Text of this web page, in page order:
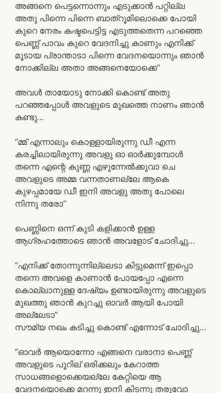
അങ്ങനെ പെട്ടന്നൊന്നും എടുക്കാൻ പറ്റില്ല
അതു പിന്നെ പിന്നെ ബാത്‌റൂമിലൊക്കെ പോയി
കുറെ നേരം കഷ്ടപെട്ടിട്ട എടുത്തതെന്ന പറഞ്ഞെ
പെണ്ണ് പാവം കുറെ വേദനിച്ചു കാണും എനിക്ക്
മൂടായ പ്രാന്താടാ പിന്നെ വേദനയൊന്നും ഞാൻ
നോക്കില്ല അതാ അങ്ങനെയോക്കെ”
അവൾ തായോടു നോക്കി കൊണ്ട് അതു
പറഞ്ഞപ്പോൾ അവളുടെ മുഖത്തെ നാണം ഞാൻ
കണ്ടു…
“മ്മ് എന്നാലും കൊള്ളായിരുന്നു ഡീ എന്ന
കരച്ചിലായിരുന്നു അവളു ഓ ഓർക്കുമ്പോൾ
തന്നെ എന്റെ കുണ്ണ എഴുന്നേൽക്കുവാ ചെ
അവളുടെ അമ്മ വന്നതാണല്ലേ ആകെ
കുഴപ്പമായേ ഡീ ഇനി അവളു അതു പോലെ
നിന്നു തരോ”
പെണ്ണിനെ ഒന്ന് കുടി കളിക്കാൻ ഉള്ള
ആഗ്രഹത്തോടെ ഞാൻ അവളോട്‌ ചോദിച്ചു…
“എനിക്ക് തോന്നുന്നില്ലെടാ കിട്ടുമെന്ന് ഇപ്പൊ
തന്നെ അവളെ കാണാൻ പോയപ്പോ എന്നെ
കൊല്ലാനുള്ള ദേഷ്യം ഉണ്ടായിരുന്നു അവളുടെ
മുഖത്തു ഞാൻ കുറച്ചു ഓവർ ആയി പോയി
അല്ലേടാ”
സൗമ്യ നഖം കടിച്ചു കൊണ്ട് എന്നോട് ചോദിച്ചു…
“ഓവർ ആയൊന്നോ എങ്ങനെ വരാനാ പെണ്ണ്
അവളുടെ പൂറില് ഒരിക്കലും കേറാത്ത
സാധങ്ങളൊക്കെയല്ലേ കേറ്റിയെ ആ
വേദനയൊക്കെ മറന്നു ഇനി കിടന്നു തരുവോ